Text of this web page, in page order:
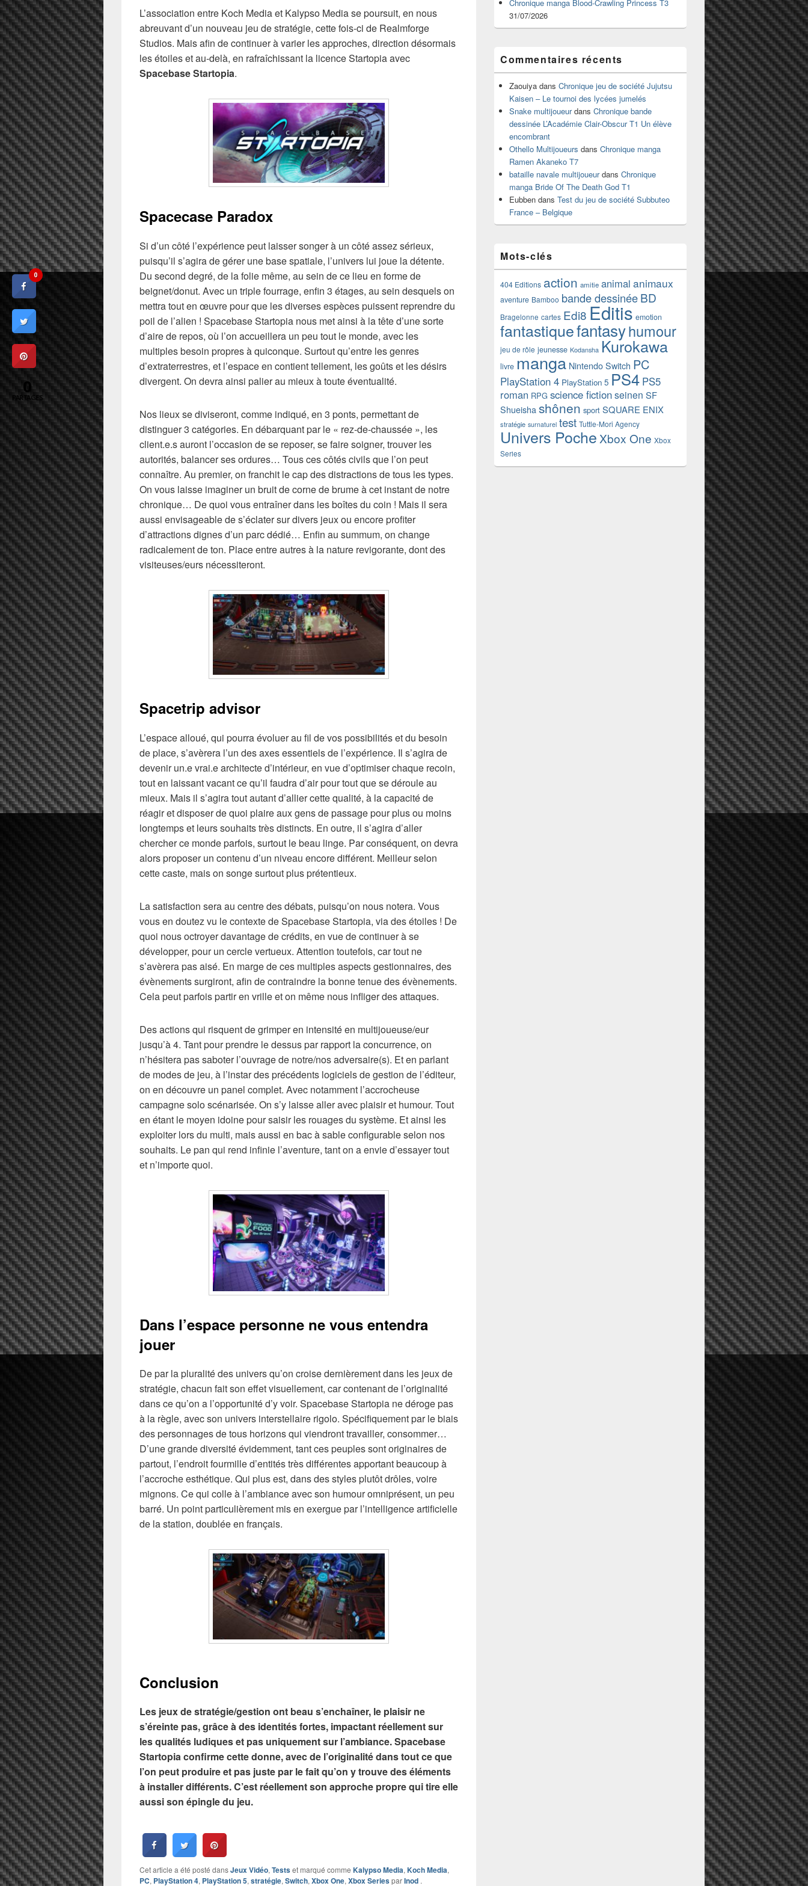
L’association entre Koch Media et Kalypso Media se poursuit, en nous
abreuvant d’un nouveau jeu de stratégie, cette fois-ci de Realmforge
Studios. Mais afin de continuer à varier les approches, direction désormais
les étoiles et au-delà, en rafraîchissant la licence Startopia avec
Spacebase Startopia.
Spacecase Paradox
Si d’un côté l’expérience peut laisser songer à un côté assez sérieux,
puisqu’il s’agira de gérer une base spatiale, l’univers lui joue la détente.
Du second degré, de la folie même, au sein de ce lieu en forme de
beignet/donut. Avec un triple fourrage, enfin 3 étages, au sein desquels on
mettra tout en œuvre pour que les diverses espèces puissent reprendre du
poil de l’alien ! Spacebase Startopia nous met ainsi à la tête d’une sorte
d’aire de repos, où l’on accueillera un peu tout le monde, avec les
multiples besoin propres à quiconque. Surtout qu’entre les genres
d’extraterrestres, et l’espace en contient tellement, les goûts et les désirs
divergent. On devra ainsi palier au mieux à toute éventualité.
Nos lieux se diviseront, comme indiqué, en 3 ponts, permettant de
distinguer 3 catégories. En débarquant par le « rez-de-chaussée », les
client.e.s auront l’occasion de se reposer, se faire soigner, trouver les
autorités, balancer ses ordures… Tous ces côtés civils que l’on peut
connaître. Au premier, on franchit le cap des distractions de tous les types.
On vous laisse imaginer un bruit de corne de brume à cet instant de notre
chronique… De quoi vous entraîner dans les boîtes du coin ! Mais il sera
aussi envisageable de s’éclater sur divers jeux ou encore profiter
d’attractions dignes d’un parc dédié… Enfin au summum, on change
radicalement de ton. Place entre autres à la nature revigorante, dont des
visiteuses/eurs nécessiteront.
Spacetrip advisor
L’espace alloué, qui pourra évoluer au fil de vos possibilités et du besoin
de place, s’avèrera l’un des axes essentiels de l’expérience. Il s’agira de
devenir un.e vrai.e architecte d’intérieur, en vue d’optimiser chaque recoin,
tout en laissant vacant ce qu’il faudra d’air pour tout que se déroule au
mieux. Mais il s’agira tout autant d’allier cette qualité, à la capacité de
réagir et disposer de quoi plaire aux gens de passage pour plus ou moins
longtemps et leurs souhaits très distincts. En outre, il s’agira d’aller
chercher ce monde parfois, surtout le beau linge. Par conséquent, on devra
alors proposer un contenu d’un niveau encore différent. Meilleur selon
cette caste, mais on songe surtout plus prétentieux.
La satisfaction sera au centre des débats, puisqu’on nous notera. Vous
vous en doutez vu le contexte de Spacebase Startopia, via des étoiles ! De
quoi nous octroyer davantage de crédits, en vue de continuer à se
développer, pour un cercle vertueux. Attention toutefois, car tout ne
s’avèrera pas aisé. En marge de ces multiples aspects gestionnaires, des
évènements surgiront, afin de contraindre la bonne tenue des évènements.
Cela peut parfois partir en vrille et on même nous infliger des attaques.
Des actions qui risquent de grimper en intensité en multijoueuse/eur
jusqu’à 4. Tant pour prendre le dessus par rapport la concurrence, on
n’hésitera pas saboter l’ouvrage de notre/nos adversaire(s). Et en parlant
de modes de jeu, à l’instar des précédents logiciels de gestion de l’éditeur,
on en découvre un panel complet. Avec notamment l’accrocheuse
campagne solo scénarisée. On s’y laisse aller avec plaisir et humour. Tout
en étant le moyen idoine pour saisir les rouages du système. Et ainsi les
exploiter lors du multi, mais aussi en bac à sable configurable selon nos
souhaits. Le pan qui rend infinie l’aventure, tant on a envie d’essayer tout
et n’importe quoi.
Dans l’espace personne ne vous entendra
jouer
De par la pluralité des univers qu’on croise dernièrement dans les jeux de
stratégie, chacun fait son effet visuellement, car contenant de l’originalité
dans ce qu’on a l’opportunité d’y voir. Spacebase Startopia ne déroge pas
à la règle, avec son univers interstellaire rigolo. Spécifiquement par le biais
des personnages de tous horizons qui viendront travailler, consommer…
D’une grande diversité évidemment, tant ces peuples sont originaires de
partout, l’endroit fourmille d’entités très différentes apportant beaucoup à
l’accroche esthétique. Qui plus est, dans des styles plutôt drôles, voire
mignons. Ce qui colle à l’ambiance avec son humour omniprésent, un peu
barré. Un point particulièrement mis en exergue par l’intelligence artificielle
de la station, doublée en français.
Conclusion
Les jeux de stratégie/gestion ont beau s’enchaîner, le plaisir ne
s’éreinte pas, grâce à des identités fortes, impactant réellement sur
les qualités ludiques et pas uniquement sur l’ambiance. Spacebase
Startopia confirme cette donne, avec de l’originalité dans tout ce que
l’on peut produire et pas juste par le fait qu’on y trouve des éléments
à installer différents. C’est réellement son approche propre qui tire elle
aussi son épingle du jeu.
Cet article a été posté dansJeux Vidéo, Testset marqué comme Kalypso Media, Koch Media,
PC, PlayStation 4, PlayStation 5, stratégie, Switch, Xbox One, Xbox SeriesparInod .
Chronique manga Blood-Crawling Princess T3
31/07/2026
Commentaires récents
Zaouiya dans Chronique jeu de société Jujutsu
Kaisen – Le tournoi des lycées jumelés
Snake multijoueurdans Chronique bande
dessinée L’Académie Clair-Obscur T1 Un élève
encombrant
Othello Multijoueurs dans Chronique manga
Ramen Akaneko T7
bataille navale multijoueurdans Chronique
manga Bride Of The Death God T1
Eubben dans Test du jeu de société Subbuteo
France – Belgique
Mots-clés
404 Editions action amitie animal animaux
aventure Bamboo bande dessinéeBD
Bragelonne cartes Edi8 Editis emotion
fantastiquefantasyhumour
jeu de rôle jeunesse Kodansha Kurokawa
livre manga Nintendo Switch PC
PlayStation 4 PlayStation 5 PS4 PS5
roman RPG science fictionseinen SF
Shueisha shônen sport SQUARE ENIX
stratégie surnaturel test Tuttle-Mori Agency
Univers Poche Xbox One Xbox
Series
0
0
PARTAGES